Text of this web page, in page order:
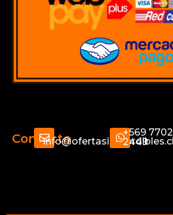
Contactoinfo@ofertasimperdibles.cl
+569 7702
2449